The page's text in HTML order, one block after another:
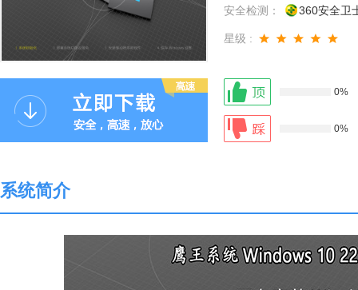
安全检测： 360安全卫
星级 :
0%
0%
系统简介